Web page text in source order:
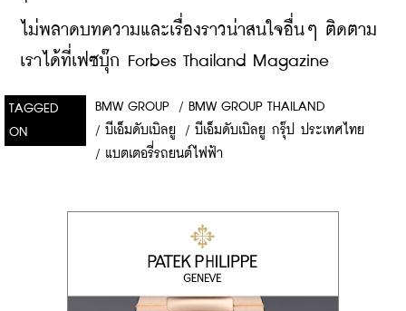
ไม่พลาดบทความและเรื่องราวน่าสนใจอื่นๆ ติดตาม
เราได้ที่เฟซบุ๊ก Forbes Thailand Magazine
TAGGED
ON
BMW GROUP / BMW GROUP THAILAND
/ บีเอ็มดับเบิลยู / บีเอ็มดับเบิลยู กรุ๊ป ประเทศไทย
/ แบตเตอรี่รถยนต์ไฟฟ้า